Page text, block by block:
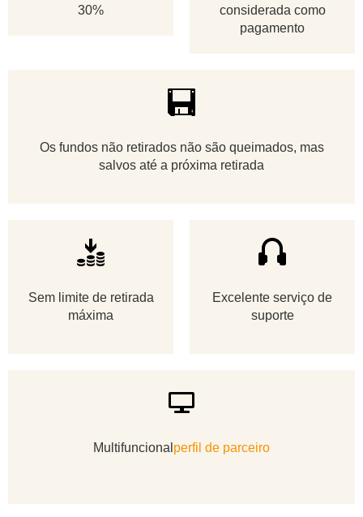
30%
considerada como
pagamento
Os fundos não retirados não são queimados, mas
salvos até a próxima retirada
Sem limite de retirada
máxima
Excelente serviço de
suporte
Multifuncional perfil de parceiro